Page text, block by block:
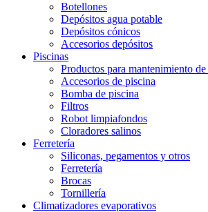
Botellones
Depósitos agua potable
Depósitos cónicos
Accesorios depósitos
Piscinas
Productos para mantenimiento
Accesorios de piscina
Bomba de piscina
Filtros
Robot limpiafondos
Cloradores salinos
Ferretería
Siliconas, pegamentos y otros
Ferretería
Brocas
Tornillería
Climatizadores evaporativos